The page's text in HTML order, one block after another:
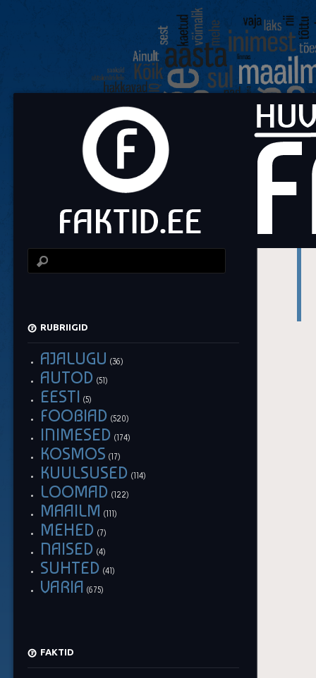
RUBRIIGID
AJALUGU (36)
AUTOD (51)
EESTI (5)
FOOBIAD (520)
INIMESED (174)
KOSMOS (17)
KUULSUSED (114)
LOOMAD (122)
MAAILM (111)
MEHED (7)
NAISED (4)
SUHTED (41)
VARIA (675)
FAKTID